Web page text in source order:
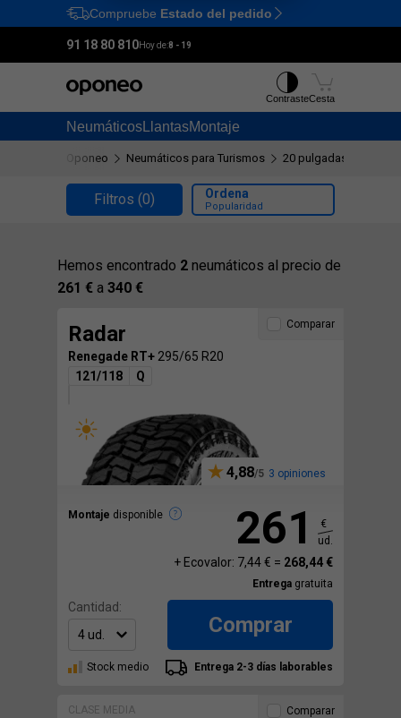
Ctrl M
Compruebe Estado del pedido
91 18 80 810Hoy de:8 - 19
Neumáticos LlantasMontaje
ContrasteCesta
Oponeo Neumáticos para Turismos 20 pulgadas
Filtros (0)
Hemos encontrado 2 neumáticos al precio de
261 € a 340 €
Ordena
Popularidad
Radar
Renegade RT+ 295/65 R20
121/118
Q
4,88 3 opiniones
Montaje disponible
Comparar
261
€
ud.
+ Ecovalor: 7,44 € = 268,44 €
Entrega gratuita
Cantidad:
Comprar
Stock medio Entrega 2-3 días laborables
CLASE MEDIA Comparar